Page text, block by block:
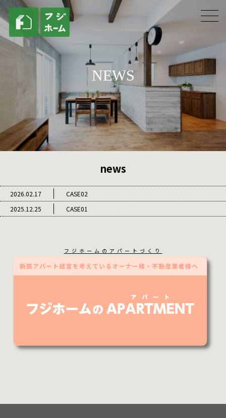
NEWS
news
2026.02.17
CASE02
2025.12.25
CASE01
フジホームのアパートづくり